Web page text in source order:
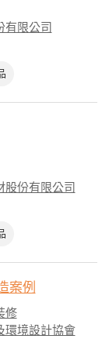
有限公司
股份有限公司
案例
修
環境設計協會